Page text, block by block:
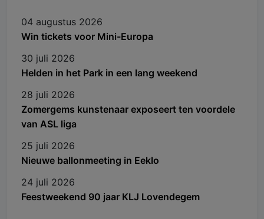
04 augustus 2026
Win tickets voor Mini-Europa
30 juli 2026
Helden in het Park in een lang weekend
28 juli 2026
Zomergems kunstenaar exposeert ten voordele
van ASL liga
25 juli 2026
Nieuwe ballonmeeting in Eeklo
24 juli 2026
Feestweekend 90 jaar KLJ Lovendegem